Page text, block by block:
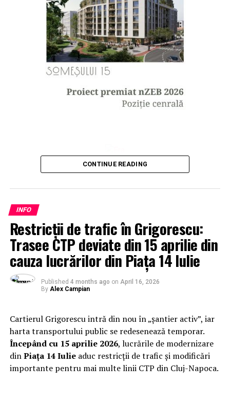
CONTINUE READING
INFO
Restricții de trafic în Grigorescu:
Trasee CTP deviate din 15 aprilie din
cauza lucrărilor din Piața 14 Iulie
Published 4 months ago on April 16, 2026
By Alex Campian
Cartierul Grigorescu intră din nou în „șantier activ”, iar
harta transportului public se redesenează temporar.
Începând cu 15 aprilie 2026, lucrările de modernizare
dinPiața 14 Iulieaduc restricții de trafic și modificări
importante pentru mai multe linii CTP din Cluj-Napoca.